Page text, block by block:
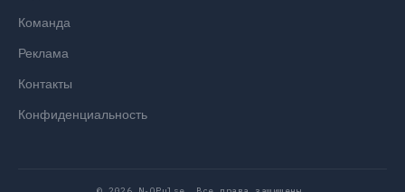
Команда
Реклама
Контакты
Конфиденциальность